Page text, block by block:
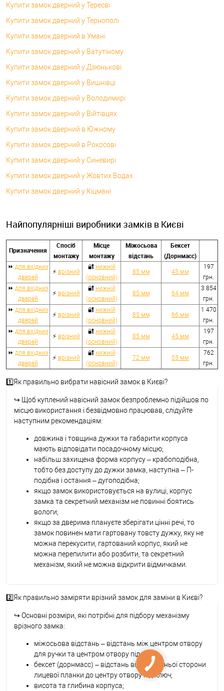
Купити замок дверний у Тересві
Купити замок дверний у Тернополі
Купити замок дверний в Умані
Купити замок дверний у Ватутіному
Купити замок дверний у Дзюнькові
Купити замок дверний у Вишнівці
Купити замок дверний у Володимирі
Купити замок дверний у Війтівцях
Купити замок дверний в Южному
Купити замок дверний в Рокосові
Купити замок дверний у Синевирі
Купити замок дверний у Жовтих Водах
Купити замок дверний у Кіцмані
Найпопулярніші виробники замків в Києві
Призначення
Спосіб
монтажу
Місце
монтажу
Міжосьова
відстань
Бексет
(Дорнмасс)
⏩ для вхідних
дверей
⚡ врізний
🔐 нижній
(основний)
85 мм 45 мм
197
грн.
⏩ для вхідних
дверей
⚡ врізний
🔐 нижній
(основний)
85 мм 64 мм
3 854
грн.
⏩ для вхідних
дверей
⚡ врізний
🔐 нижній
(основний)
85 мм 66 мм
1 470
грн.
⏩ для вхідних
дверей
⚡ врізний
🔐 нижній
(основний)
85 мм 45 мм
197
грн.
⏩ для вхідних
дверей
⚡ врізний
🔐 нижній
(основний)
72 мм 55 мм
762
грн.
1️⃣Як правильно вибрати навісний замок в Києві?
↪
Щоб куплений навісний замок безпроблемно підійшов по
місцю використання і безвідмовно працював, слідуйте
наступним рекомендаціям:
довжина і товщина дужки та габарити корпуса
мають відповідати посадочному місцю;
набільш захищена форма корпусу – крабоподібна,
тобто без доступу до дужки замка, наступна – П-
подібна і остання – дугоподібна;
якщо замок використовується на вулиці, корпус
замка та секретний механізм не повинні боятись
вологи;
якщо за дверима плануєте зберігати цінні речі, то
замок повинен мати гартовану товсту дужку, яку не
можна перекусити, гартований корпус, який не
можна перепилити або розбити, та секретний
механізм, який не можна відкрити відмичками.
2️⃣Як правильно заміряти врізний замок для заміни в Києві?
↪ Основні розміри, які потрібні для підбору механізму
врізного замка:
міжосьова відстань – відстань між центром отвору
для ручки та центром отвору під ключ;
бексет (дорнмасс) – відстань від зовнішньої сторони
лицевої планки до центру отвору під ключ;
висота та глибина корпуса;